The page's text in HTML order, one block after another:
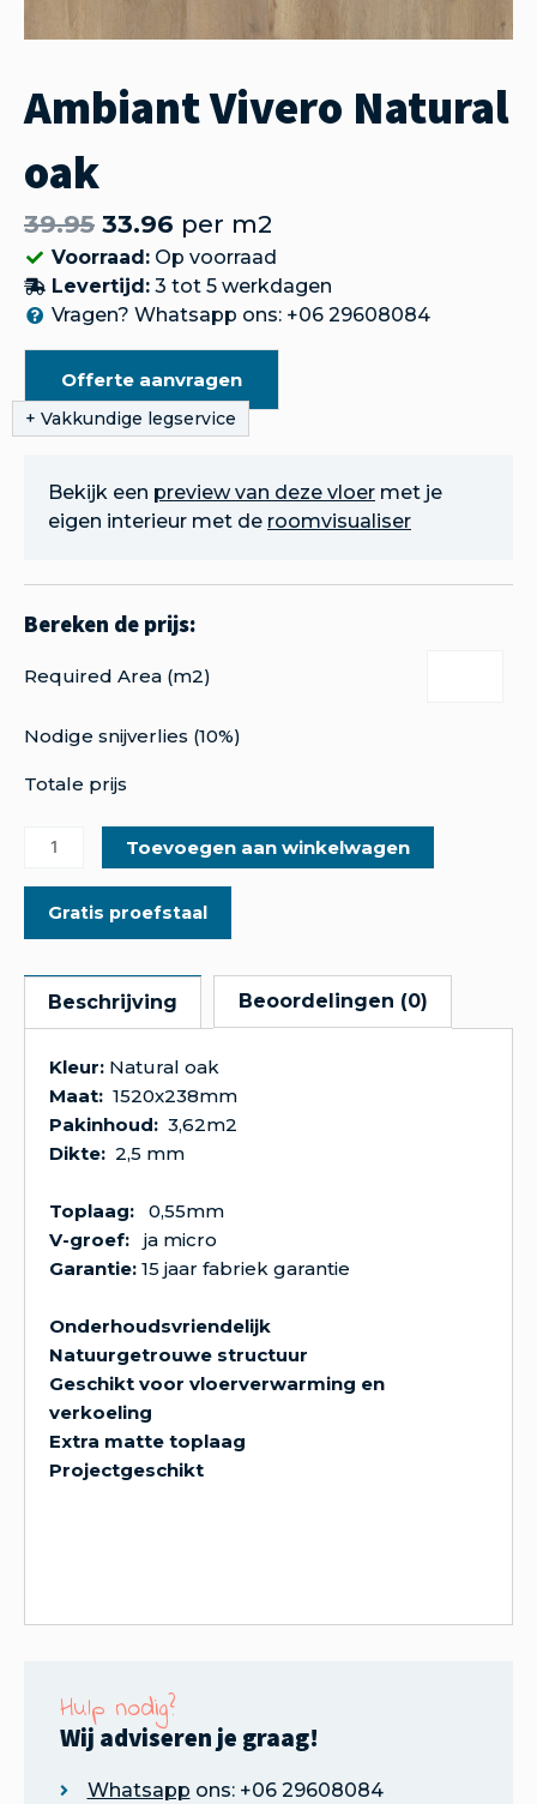
Ambiant Vivero Natural
oak
39.95 33.96 per m2
Voorraad:Op voorraad
Levertijd:3 tot 5 werkdagen
Vragen? Whatsapp ons: +06 29608084
Offerte aanvragen
Bekijk een preview van deze vloer met je
eigen interieur met de roomvisualiser
Required Area (m2)
Nodige snijverlies (10%)
Totale prijs
Toevoegen aan winkelwagen
Gratis proefstaal
Beschrijving Beoordelingen (0)
Kleur: Natural oak
Maat: 1520x238mm
Pakinhoud: 3,62m2
Dikte: 2,5 mm
Toplaag:
0,55mm
V-groef:
ja micro
Garantie: 15 jaar fabriek garantie
Onderhoudsvriendelijk
Natuurgetrouwe structuur
Geschikt voor vloerverwarming en
verkoeling
Extra matte toplaag
Projectgeschikt
Hulp nodig?
Wij adviseren je graag!
Whatsapp ons: +06 29608084